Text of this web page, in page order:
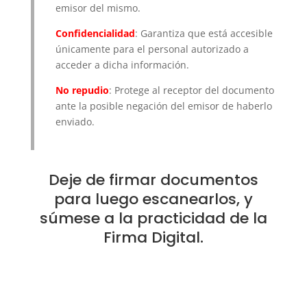
emisor del mismo.
Confidencialidad: Garantiza que está accesible
únicamente para el personal autorizado a
acceder a dicha información.
No repudio: Protege al receptor del documento
ante la posible negación del emisor de haberlo
enviado.
Deje de firmar documentos
para luego escanearlos, y
súmese a la practicidad de la
Firma Digital.